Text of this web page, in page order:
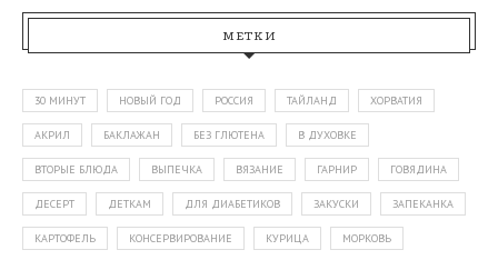
МЕТКИ
30 МИНУТ НОВЫЙ ГОД РОССИЯ ТАЙЛАНД ХОРВАТИЯ
АКРИЛ БАКЛАЖАН БЕЗ ГЛЮТЕНА В ДУХОВКЕ
ВТОРЫЕ БЛЮДА ВЫПЕЧКА ВЯЗАНИЕ ГАРНИР ГОВЯДИНА
ДЕСЕРТ ДЕТКАМ ДЛЯ ДИАБЕТИКОВ ЗАКУСКИ ЗАПЕКАНКА
КАРТОФЕЛЬ КОНСЕРВИРОВАНИЕ КУРИЦА МОРКОВЬ